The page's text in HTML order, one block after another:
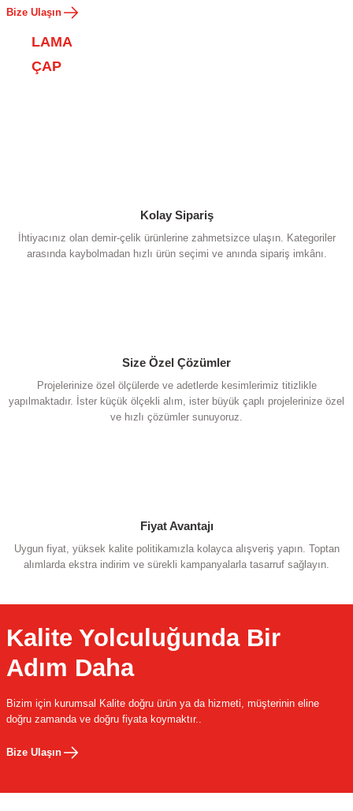
Bize Ulaşın
LAMA
ÇAP
Kolay Sipariş
İhtiyacınız olan demir-çelik ürünlerine zahmetsizce ulaşın. Kategoriler
arasında kaybolmadan hızlı ürün seçimi ve anında sipariş imkânı.
Size Özel Çözümler
Projelerinize özel ölçülerde ve adetlerde kesimlerimiz titizlikle
yapılmaktadır. İster küçük ölçekli alım, ister büyük çaplı projelerinize özel
ve hızlı çözümler sunuyoruz.
Fiyat Avantajı
Uygun fiyat, yüksek kalite politikamızla kolayca alışveriş yapın. Toptan
alımlarda ekstra indirim ve sürekli kampanyalarla tasarruf sağlayın.
Kalite Yolculuğunda Bir
Adım Daha
Bizim için kurumsal Kalite doğru ürün ya da hizmeti, müşterinin eline
doğru zamanda ve doğru fiyata koymaktır..
Bize Ulaşın